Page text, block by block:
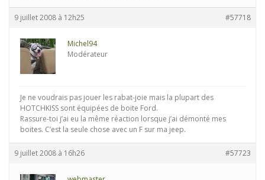
9 juillet 2008 à 12h25 #57718
Michel94
Modérateur
Je ne voudrais pas jouer les rabat-joie mais la plupart des
HOTCHKISS sont équipées de boite Ford.
Rassure-toi j’ai eu la même réaction lorsque j’ai démonté mes
boites. C’est la seule chose avec un F sur ma jeep.
9 juillet 2008 à 16h26 #57723